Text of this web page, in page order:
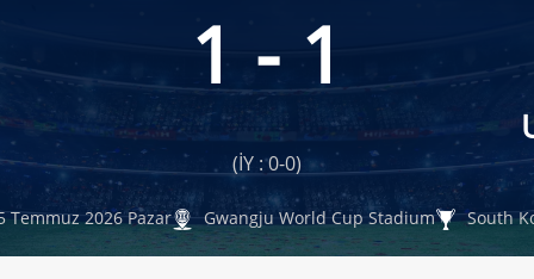
1 - 1
(İY : 0-0)
Temmuz 2026 Pazar Gwangju World Cup Stadium South